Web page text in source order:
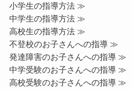
小学生の指導方法 ≫
中学生の指導方法 ≫
高校生の指導方法 ≫
不登校のお子さんへの指導 ≫
発達障害のお子さんへの指導 ≫
中学受験のお子さんへの指導 ≫
高校受験のお子さんへの指導 ≫